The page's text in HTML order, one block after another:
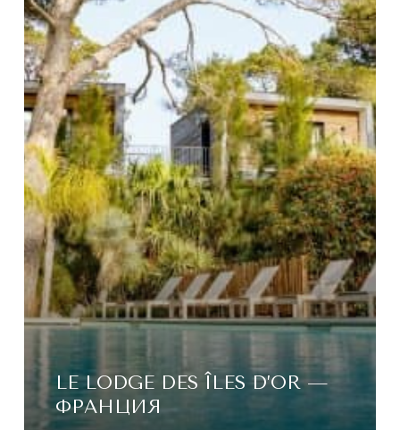
LE LODGE DES ÎLES D’OR —
ФРАНЦИЯ